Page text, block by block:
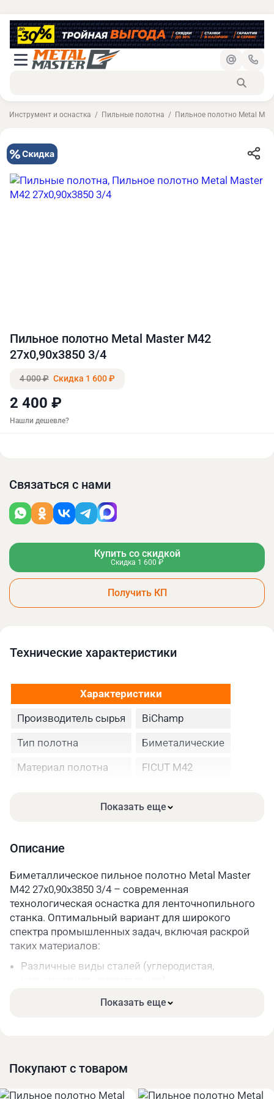
Инструмент и оснастка Пильные полотна Пильное полотно Metal
Пильное полотно Metal Master M42
27х0,90х3850 3/4
4 000 ₽ Скидка 1 600 ₽
2 400 ₽
Нашли дешевле?
Связаться с нами
Купить со скидкой
Скидка 1 600 ₽
Получить КП
Технические xарактеристики
Характеристики
Производитель сырья
BiChamp
Тип полотна
Биметалические
Материал полотна
FICUT М42
Параметры упакованного товара
Вес, кг
0,2
Длина, мм
330
Ширина, мм
330
Показать еще
Описание
Биметаллическое пильное полотно Metal Master
M42 27х0,90х3850 3/4 – современная
технологическая оснастка для ленточнопильного
станка. Оптимальный вариант для широкого
спектра промышленных задач, включая раскрой
таких материалов:
Различные виды сталей (углеродистая,
Цветные металлы и их сплавы.
из качественной быстрорежущей стали.
при высоких нагрузках.
Показать еще
Покупают с товаром